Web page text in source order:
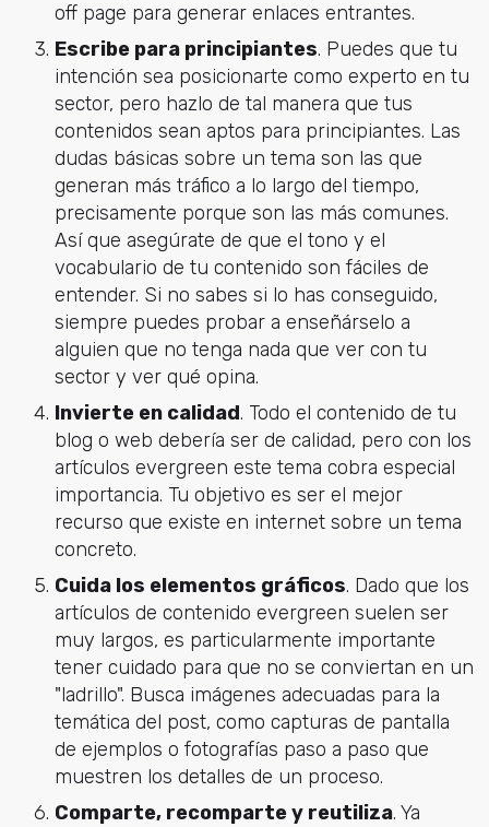
off page para generar enlaces entrantes.
Escribe para principiantes. Puedes que tu
intención sea posicionarte como experto en tu
sector, pero hazlo de tal manera que tus
contenidos sean aptos para principiantes. Las
dudas básicas sobre un tema son las que
generan más tráfico a lo largo del tiempo,
precisamente porque son las más comunes.
Así que asegúrate de que el tono y el
vocabulario de tu contenido son fáciles de
entender. Si no sabes si lo has conseguido,
siempre puedes probar a enseñárselo a
alguien que no tenga nada que ver con tu
sector y ver qué opina.
Invierte en calidad. Todo el contenido de tu
blog o web debería ser de calidad, pero con los
artículos evergreen este tema cobra especial
importancia. Tu objetivo es ser el mejor
recurso que existe en internet sobre un tema
concreto.
Cuida los elementos gráficos. Dado que los
artículos de contenido evergreen suelen ser
muy largos, es particularmente importante
tener cuidado para que no se conviertan en un
"ladrillo". Busca imágenes adecuadas para la
temática del post, como capturas de pantalla
de ejemplos o fotografías paso a paso que
muestren los detalles de un proceso.
Comparte, recomparte y reutiliza. Ya